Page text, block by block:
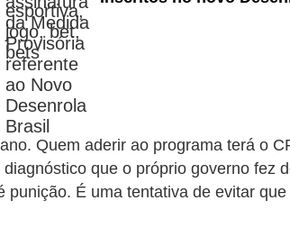
Quem aderir ao programa terá o
que o próprio governo
É uma tentativa de evitar